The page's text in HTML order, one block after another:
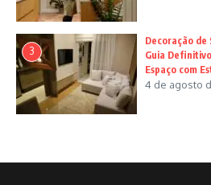
3
Decoração de
Guia
Espaço com
4 de agosto